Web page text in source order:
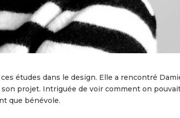
études dans le design. Elle a rencontré
projet. Intriguée de voir comment on
que bénévole.